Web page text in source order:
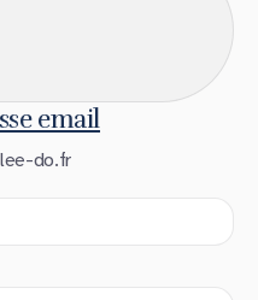
email
do.fr